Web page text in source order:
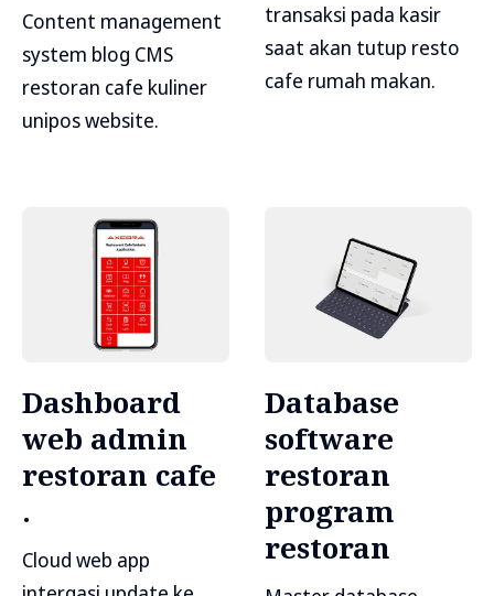
Content management
system blog CMS
restoran cafe kuliner
unipos website.
transaksi pada kasir
saat akan tutup resto
cafe rumah makan.
Dashboard
web admin
restoran cafe
.
Cloud web app
Database
software
restoran
program
restoran